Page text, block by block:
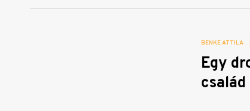
BENKE ATTILA
Egy